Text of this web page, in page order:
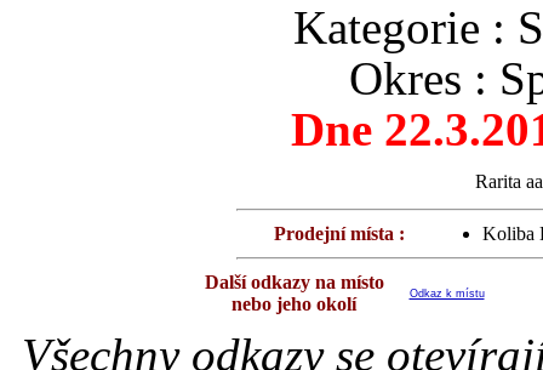
Kategorie :
Okres :
Dne
Rarita
Prodejní místa : Koliba
Další odkazy na místo
nebo jeho okolí
Odkaz k místu
Všechny odkazy se